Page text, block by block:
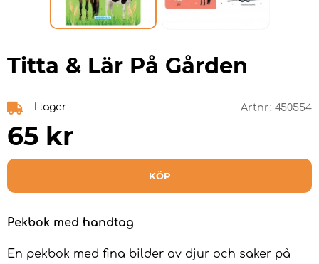
Titta & Lär På Gården
I lager Artnr: 450554
65 kr
KÖP
Pekbok med handtag
En pekbok med fina bilder av djur och saker på